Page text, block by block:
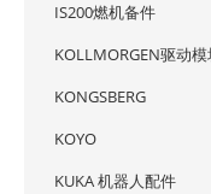
IS200燃机备件
KOLLMORGEN驱动
KONGSBERG
KOYO
KUKA 机器人配件